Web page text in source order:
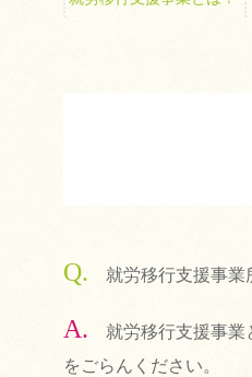
Q. 就労移行支援事業
A. 就労移行支援事
をごらんください。